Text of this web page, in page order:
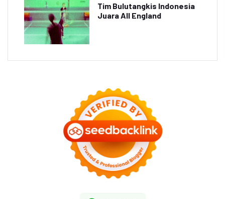
Tim Bulutangkis Indonesia
Juara All England